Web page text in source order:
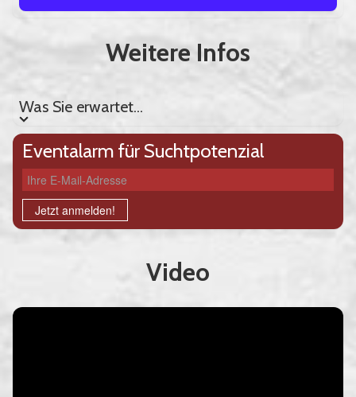
Weitere Infos
Was Sie erwartet...
Eventalarm für Suchtpotenzial
Ihre E-Mail-Adresse
Jetzt anmelden!
Video